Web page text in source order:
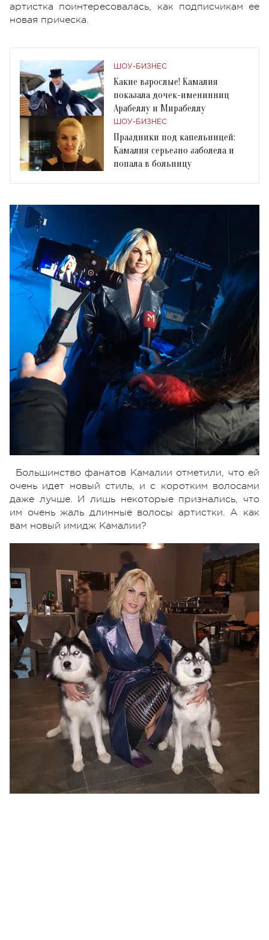
артистка поинтересовалась, как подписчикам ее
новая прическа.
ШОУ-БИЗНЕС
Какие взрослые! Камалия
показала дочек-именинниц
Арабеллу и Мирабеллу
ШОУ-БИЗНЕС
Праздники под капельницей:
Камалия серьезно заболела и
попала в больницу
Большинство фанатов Камалии отметили, что ей
очень идет новый стиль, и с коротким волосами
даже лучше. И лишь некоторые признались, что
им очень жаль длинные волосы артистки. А как
вам новый имидж Камалии?